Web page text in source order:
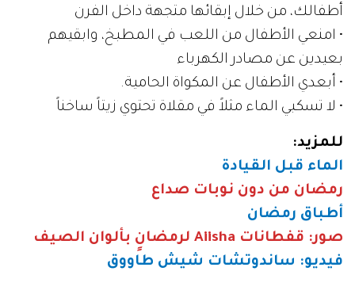
أطفالك، من خلال إبقائها متجهة داخل الفرن
• امنعي الأطفال من اللعب في المطبخ، وابقيهم
بعيدين عن مصادر الكهرباء
• أبعدي الأطفال عن المكواة الحامية.
• لا تسكبي الماء مثلاً في مقلاة تحتوي زيتاً ساخناً
للمزيد:
الماء قبل القيادة
رمضان من دون نوبات صداع
أطباق رمضان
صور: قفطانات
لرمضانٍ بألوان الصيف
فيديو: ساندوتشات شيش طاووق